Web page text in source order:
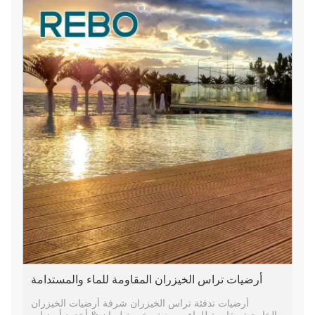
أرضيات تراس الخيزران المقاومة للماء والمستدامة
أرضيات تدفئة تراس الخيزران شرفة أرضيات الخيزران